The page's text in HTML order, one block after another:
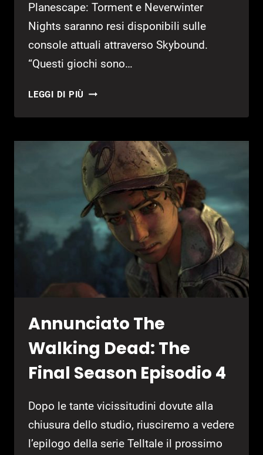
Planescape: Torment e Neverwinter
Nights saranno resi disponibili sulle
console attuali attraverso Skybound.
“Questi giochi sono…
LEGGI DI PIÙ SKYBOUND
CLASSICI
RPG
SU
CONSOLE!
Annunciato The
Walking Dead: The
Final Season Episodio 4
Dopo le tante vicissitudini dovute alla
chiusura dello studio, riusciremo a vedere
l’epilogo della serie Telltale il prossimo